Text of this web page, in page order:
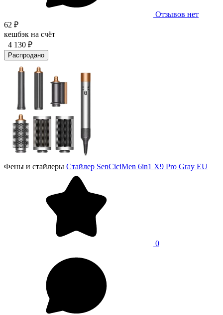
Отзывов нет
62 ₽
кешбэк на счёт
4 130 ₽
Распродано
Фены и стайлеры Стайлер SenCiciMen 6in1 X9 Pro Gray EU
0